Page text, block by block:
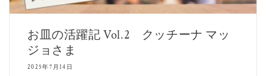
お皿の活躍記 Vol.2 クッチーナ マッ
ジョさま
2025年7月14日